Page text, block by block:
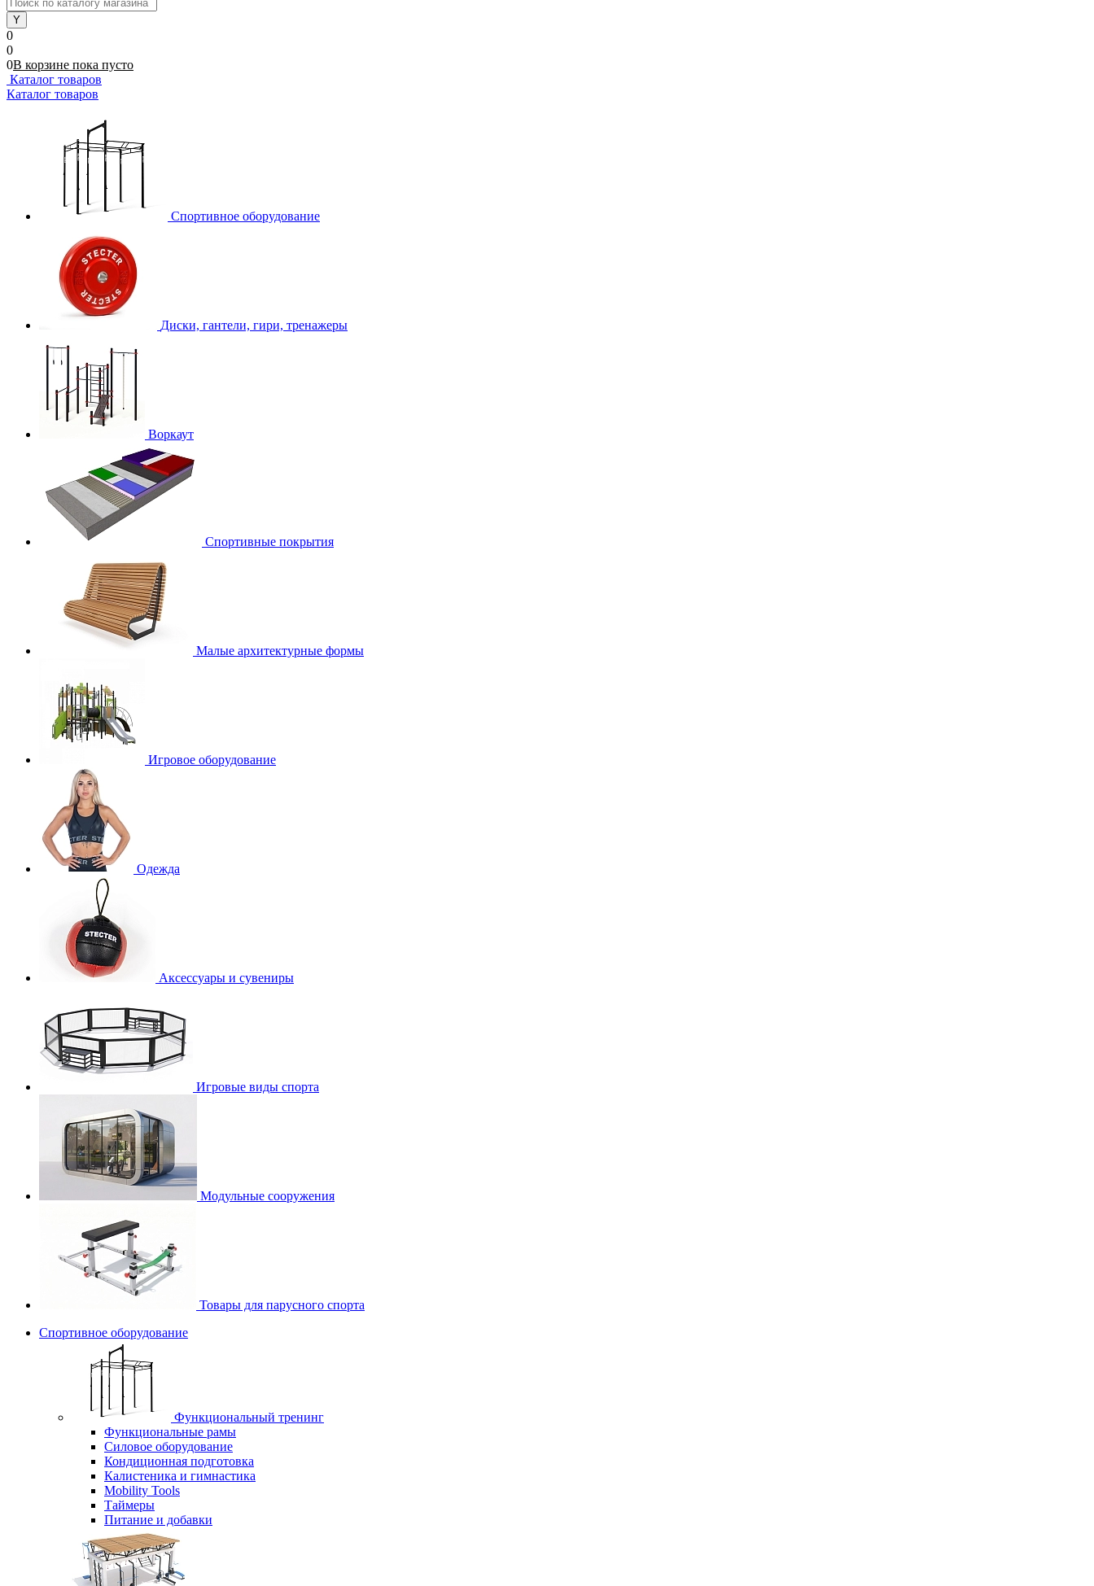
0
0
0В корзине пока пусто
Каталог товаров
Каталог товаров
Спортивное оборудование
Диски, гантели, гири, тренажеры
Воркаут
Спортивные покрытия
Малые архитектурные формы
Игровое оборудование
Одежда
Аксессуары и сувениры
Игровые виды спорта
Модульные сооружения
Товары для парусного спорта
Спортивное оборудование
Функциональный тренинг
Функциональные рамы
Силовое оборудование
Кондиционная подготовка
Калистеника и гимнастика
Mobility Tools
Таймеры
Питание и добавки